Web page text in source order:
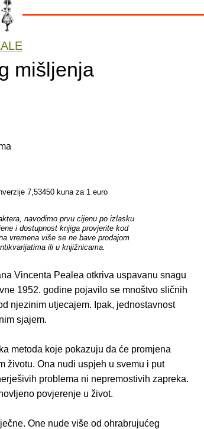
mišljenja
7,53450 kuna za 1 euro
navodimo prvu cijenu po izlasku
i dostupnost knjiga provjerite kod
vremena više se ne bave prodajom
ili u knjižnicama.
Vincenta Pealea otkriva uspavanu snagu
1952. godine pojavilo se mnoštvo sličnih
njezinim utjecajem. Ipak, jednostavnost
sjajem.
metoda koje pokazuju da će promjena
životu. Ona nudi uspjeh u svemu i put
problema ni nepremostivih zapreka.
povjerenje u život.
One nude više od ohrabrujućeg